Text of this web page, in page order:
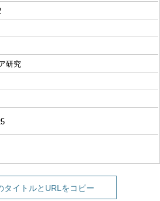
研究
タイトルとURLをコピー